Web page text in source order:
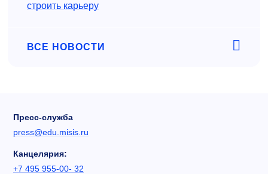
строить карьеру
ВСЕ НОВОСТИ
Пресс-служба
press@edu.misis.ru
Канцелярия:
+7 495 955-00- 32